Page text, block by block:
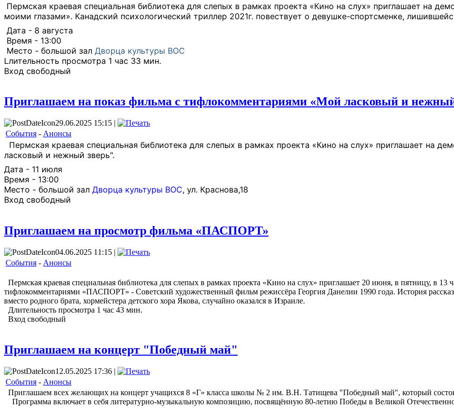
Пермская краевая специальная библиотека для слепых в рамках проекта «Кино на слух» приглашает на
моими глазами». Канадский психологический триллер 2021г. повествует о девушке-спортсменке,
️ Дата - 8 августа
️ Время - 13:00
️ Место - большой зал Дворца культуры ВОС
Lлительность просмотра 1 час 33 мин.
Вход свободный
Приглашаем на показ фильма с тифлокомментариями «Мой ласковый и
29.06.2025 15:15 |
События - Анонсы
Пермская краевая специальная библиотека для слепых в рамках проекта «Кино на слух» приглашает на
ласковый и нежный зверь".
️Дата - 11 июля
️Время - 13:00
️Место - большой зал Дворца культуры ВОС, ул. Краснова,18
️Вход свободный
Приглашаем на просмотр фильма «ПАСПОРТ»
04.06.2025 11:15 |
События - Анонсы
Пермская краевая специальная библиотека для слепых в рамках проекта «Кино на слух» приглашает 20 июня, в пятницу, в
тифлокомментариями «ПАСПОРТ» - Советский художественный фильм режиссёра Георгия Данелии 1990 года. История
вместо родного брата, хормейстера детского хора Якова, случайно оказался в Израиле.
Длительность просмотра 1 час 43 мин.
Вход свободный
Приглашаем на концерт "Победный май"
12.05.2025 17:36 |
События - Анонсы
Приглашаем всех желающих на концерт учащихся 8 «Г» класса школы № 2 им. В.Н. Татищева "Победный май", который
Программа включает в себя литературно-музыкальную композицию, посвящённую 80-летию Победы в Великой